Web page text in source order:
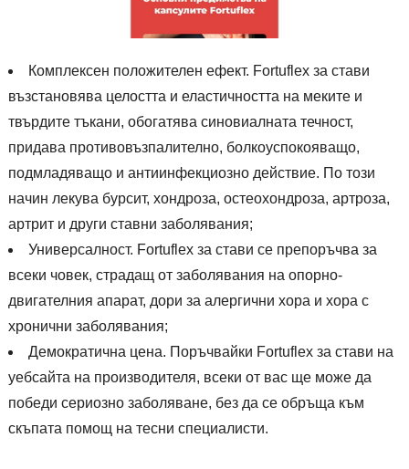
Комплексен положителен ефект. Fortuflex за стави
възстановява целостта и еластичността на меките и
твърдите тъкани, обогатява синовиалната течност,
придава противовъзпалително, болкоуспокояващо,
подмладяващо и антиинфекциозно действие. По този
начин лекува бурсит, хондроза, остеохондроза, артроза,
артрит и други ставни заболявания;
Универсалност. Fortuflex за стави се препоръчва за
всеки човек, страдащ от заболявания на опорно-
двигателния апарат, дори за алергични хора и хора с
хронични заболявания;
Демократична цена. Поръчвайки Fortuflex за стави на
уебсайта на производителя, всеки от вас ще може да
победи сериозно заболяване, без да се обръща към
скъпата помощ на тесни специалисти.